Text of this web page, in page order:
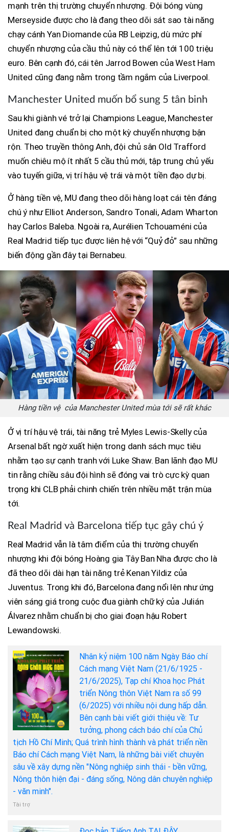
mạnh trên thị trường chuyển nhượng. Đội bóng vùng
Merseyside được cho là đang theo dõi sát sao tài năng
chạy cánh Yan Diomande của RB Leipzig, dù mức phí
chuyển nhượng của cầu thủ này có thể lên tới 100 triệu
euro. Bên cạnh đó, cái tên Jarrod Bowen của West Ham
United cũng đang nằm trong tầm ngắm của Liverpool.
Manchester United muốn bổ sung 5 tân binh
Sau khi giành vé trở lại Champions League, Manchester
United đang chuẩn bị cho một kỳ chuyển nhượng bận
rộn. Theo truyền thông Anh, đội chủ sân Old Trafford
muốn chiêu mộ ít nhất 5 cầu thủ mới, tập trung chủ yếu
vào tuyến giữa, vị trí hậu vệ trái và một tiền đạo dự bị.
Ở hàng tiền vệ, MU đang theo dõi hàng loạt cái tên đáng
chú ý như Elliot Anderson, Sandro Tonali, Adam Wharton
hay Carlos Baleba. Ngoài ra, Aurélien Tchouaméni của
Real Madrid tiếp tục được liên hệ với “Quỷ đỏ” sau những
biến động gần đây tại Bernabeu.
Hàng tiền vệ của Manchester United mùa tới sẽ rất khác
Ở vị trí hậu vệ trái, tài năng trẻ Myles Lewis-Skelly của
Arsenal bất ngờ xuất hiện trong danh sách mục tiêu
nhằm tạo sự cạnh tranh với Luke Shaw. Ban lãnh đạo MU
tin rằng chiều sâu đội hình sẽ đóng vai trò cực kỳ quan
trọng khi CLB phải chinh chiến trên nhiều mặt trận mùa
tới.
Real Madrid và Barcelona tiếp tục gây chú ý
Real Madrid vẫn là tâm điểm của thị trường chuyển
nhượng khi đội bóng Hoàng gia Tây Ban Nha được cho là
đã theo dõi dài hạn tài năng trẻ Kenan Yildiz của
Juventus. Trong khi đó, Barcelona đang nổi lên như ứng
viên sáng giá trong cuộc đua giành chữ ký của Julián
Álvarez nhằm chuẩn bị cho giai đoạn hậu Robert
Lewandowski.
Nhân kỷ niệm 100 năm Ngày Báo chí
Cách mạng Việt Nam (21/6/1925 -
21/6/2025), Tạp chí Khoa học Phát
triển Nông thôn Việt Nam ra số 99
(6/2025) với nhiều nội dung hấp dẫn.
Bên cạnh bài viết giới thiệu về: Tư
tưởng, phong cách báo chí của Chủ
tịch Hồ Chí Minh; Quá trình hình thành và phát triển nền
Báo chí Cách mạng Việt Nam, là những bài viết chuyên
sâu về xây dựng nền "Nông nghiệp sinh thái - bền vững,
Nông thôn hiện đại - đáng sống, Nông dân chuyên nghiệp
- văn minh".
Tài trợ